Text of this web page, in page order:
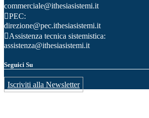
commerciale@ithesiasistemi.it
PEC:
direzione@pec.ithesiasistemi.it
Assistenza tecnica sistemistica:
assistenza@ithesiasistemi.it
Seguici Su
Iscriviti alla Newsletter